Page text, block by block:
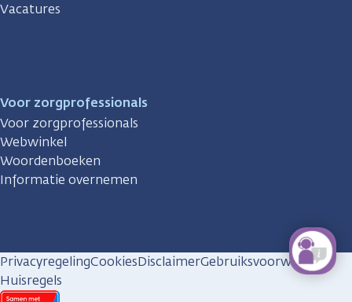
Vacatures
Voor zorgprofessionals
Voor zorgprofessionals
Webwinkel
Woordenboeken
Informatie overnemen
PrivacyregelingCookiesDisclaimerGebruiksvoorwaarden
Huisregels